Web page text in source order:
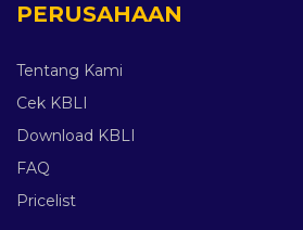
PERUSAHAAN
Tentang Kami
Cek KBLI
Download KBLI
FAQ
Pricelist